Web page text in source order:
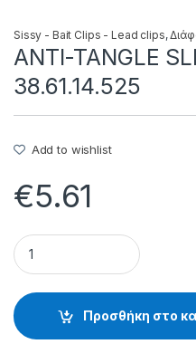
Sissy - Bait Clips - Lead clips,
ANTI-TANGLE
38.61.14.525
Add to wishlist
€5.61
ANTI-TANGLE SLEEVES
Προσθήκη στο